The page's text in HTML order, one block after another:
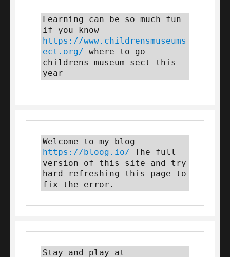
Learning can be so much fun
https://www.childrensmuseums
ect.org/ where to go
childrens museum sect this
year
https://bloog.io/ The full
version of this site and try
hard refreshing this page to
fix the error.